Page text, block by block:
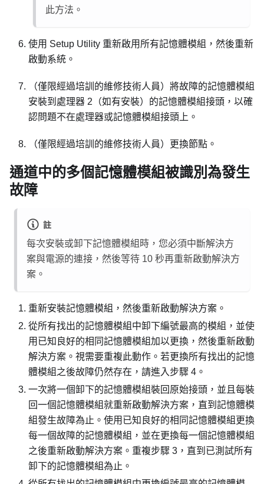
此方法。
使用 Setup Utility 重新啟用所有記憶體模組，然後重新
啟動系統。
（僅限經過培訓的維修技術人員）將故障的記憶體模組
安裝到處理器 2（如有安裝）的記憶體模組接頭，以確
認問題不在處理器或記憶體模組接頭上。
（僅限經過培訓的維修技術人員）更換節點。
通道中的多個記憶體模組被識別為發生
故障
註
每次安裝或卸下記憶體模組時，您必須中斷解決方
案與電源的連接，然後等待 10 秒再重新啟動解決方
案。
重新安裝記憶體模組，然後重新啟動解決方案。
從所有找出的記憶體模組中卸下編號最高的模組，並使
用已知良好的相同記憶體模組加以更換，然後重新啟動
解決方案。視需要重複此動作。若更換所有找出的記憶
體模組之後故障仍然存在，請進入步驟 4。
一次將一個卸下的記憶體模組裝回原始接頭，並且每裝
回一個記憶體模組就重新啟動解決方案，直到記憶體模
組發生故障為止。使用已知良好的相同記憶體模組更換
每一個故障的記憶體模組，並在更換每一個記憶體模組
之後重新啟動解決方案。重複步驟 3，直到已測試所有
卸下的記憶體模組為止。